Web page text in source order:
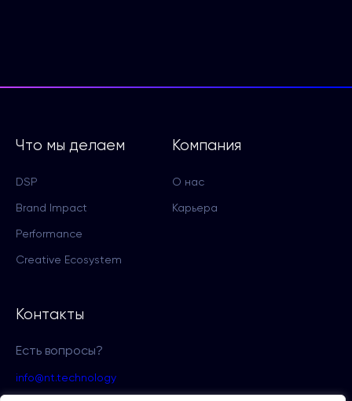
Компания
О нас
Карьера
Что мы делаем
DSP
Brand Impact
Performance
Creative Ecosystem
Контакты
Есть вопросы?
info@nt.technology